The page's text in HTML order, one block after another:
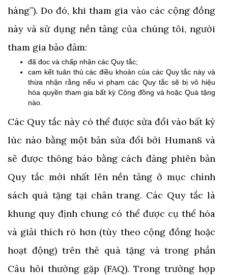
hàng”). Do đó, khi tham gia vào các cộng đồng
này và sử dụng nền tảng của chúng tôi, người
tham gia bảo đảm:
đã đọc và chấp nhận các Quy tắc;
cam kết tuân thủ các điều khoản của các Quy tắc này và
thừa nhận rằng nếu vi phạm các Quy tắc sẽ bị vô hiệu
hóa quyền tham gia bất kỳ Cộng đồng và hoặc Quà tặng
nào.
Các Quy tắc này có thể được sửa đổi vào bất kỳ
lúc nào bằng một bản sửa đổi bởi Human8 và
sẽ được thông báo bằng cách đăng phiên bản
Quy tắc mới nhất lên nền tảng ở mục chính
sách quà tặng tại chân trang. Các Quy tắc là
khung quy định chung có thể được cụ thể hóa
và giải thích rõ hơn (tùy theo cộng đồng hoặc
hoạt động) trên thẻ quà tặng và trong phần
Câu hỏi thường gặp (FAQ). Trong trường hợp